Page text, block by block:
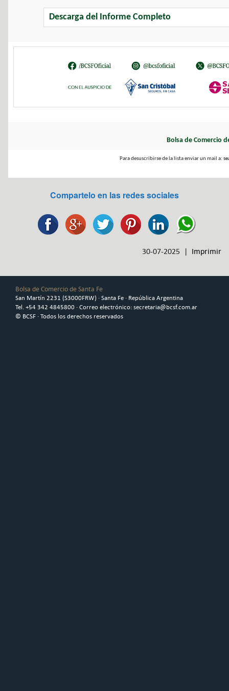
Descarga del Informe Completo
Bolsa de Comercio
Para desuscribirse de la lista enviar un mail a:
Compartelo en las redes sociales
30-07-2025 | Imprimir
Bolsa de Comercio de Santa Fe
San Martín 2231 (S3000FRW) · Santa Fe · República Argentina
Tel. +54 342 4845800 · Correo electrónico: secretaria@bcsf.com.ar
© BCSF · Todos los derechos reservados